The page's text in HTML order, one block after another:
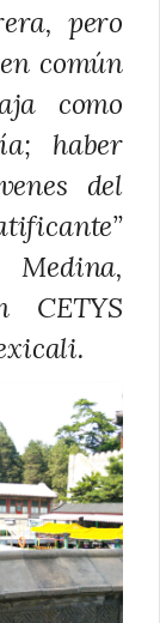
pero
común
como
haber
del
CETYS